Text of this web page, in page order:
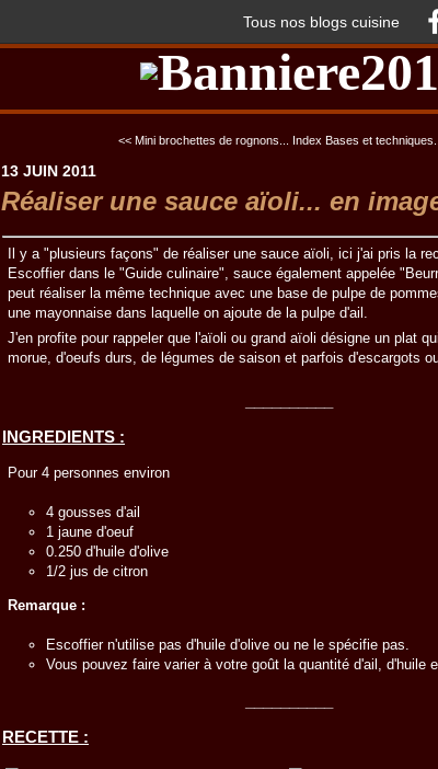
Tous nos blogs cuisine
<< Mini brochettes de rognons... Index Bases et
13 JUIN 2011
Réaliser une sauce aïoli... en
Il y a "plusieurs façons" de réaliser une sauce aïoli, ici j'ai pris la
Escoffier dans le "Guide culinaire", sauce également appelée
peut réaliser la même technique avec une base de pulpe de
une mayonnaise dans laquelle on ajoute de la pulpe d'ail.
J'en profite pour rappeler que l'aïoli ou grand aïoli désigne un plat
morue, d'oeufs durs, de légumes de saison et parfois d'escargots
INGREDIENTS :
Pour 4 personnes environ
4 gousses d'ail
1 jaune d'oeuf
0.250 d'huile d'olive
1/2 jus de citron
Remarque :
Escoffier n'utilise pas d'huile d'olive ou ne le spécifie pas.
Vous pouvez faire varier à votre goût la quantité d'ail, d'huile
RECETTE :